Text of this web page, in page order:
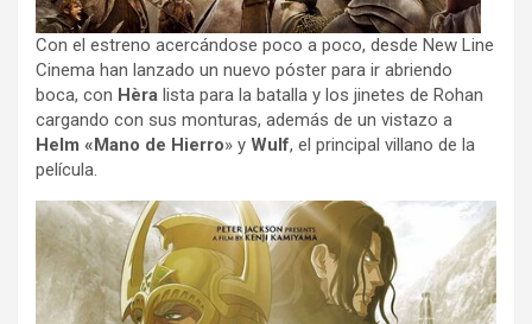
Con el estreno acercándose poco a poco, desde New Line
Cinema han lanzado un nuevo póster para ir abriendo
boca, con Hèra lista para la batalla y los jinetes de Rohan
cargando con sus monturas, además de un vistazo a
Helm «Mano de Hierro» y Wulf, el principal villano de la
película.